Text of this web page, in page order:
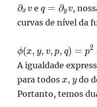
∂xv eq=\partial_y
v
q = ∂yv,
curvas de nível da
\displaystyle
\phi(x,y,v,p,q)
= p^2 + q^2 -
v = 0 .
ϕ(x, y, v, p, q) = p2
A igualdade
para todosx,
y
x, ydo
Portanto, temos